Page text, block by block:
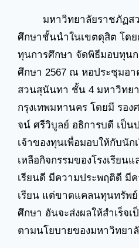
มหาวิทยาลัยราชภัฏ
ศึกษาชั้นนำในเขตดุสิต โด
ทุนการศึกษา จัดพิธีมอบทุน
ศึกษา 2567 ณ หอประชุมอ
สวนสุนันทา ชั้น 4 มหาวิทย
กรุงเทพมหานคร โดยมี รอ
จน์ ศรีวิบูลย์ อธิการบดี เป็น
เจ้าของทุนเพื่อมอบให้กับนั
เหลือกิจกรรมของโรงเรียน
เรียนดี มีความประพฤติดี มีค
เรียน แต่ขาดแคลนทุนทรัพย์
ศึกษา อันจะส่งผลให้สำเร็จ
ตามนโยบายของมหาวิทยา